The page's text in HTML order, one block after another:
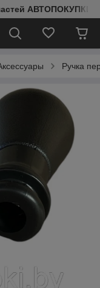
АВТОПОКУПКИ
Ручка